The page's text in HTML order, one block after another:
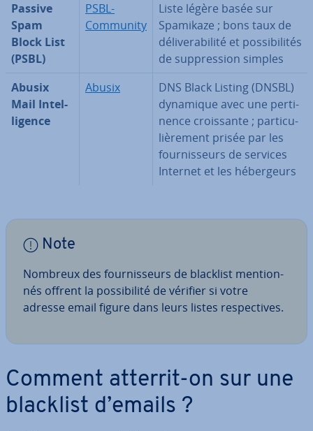
Passive
Spam
Block List
(PSBL)
PSBL-
Community
Liste légère basée sur
Spamikaze ; bons taux de
dé­li­ve­ra­bi­lité et pos­si­bi­li­tés
de sup­pres­sion simples
Abusix
Mail In­tel­
li­gence
Abusix
DNS Black Listing (DNSBL)
dynamique avec une per­ti­
nence crois­sante ; par­ti­cu­
liè­re­ment prisée par les
four­nis­seurs de services
Internet et les hé­ber­geurs
Note
Nombreux des four­nis­seurs de blacklist men­tion­
nés offrent la pos­si­bi­lité de vérifier si votre
adresse email figure dans leurs listes res­pec­tives.
Comment atterrit-on sur une
blacklist d’emails ?